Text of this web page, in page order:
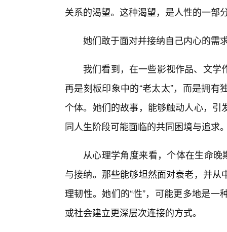
关系的渴望。这种渴望，是人性的一部
她们敢于面对并接纳自己内心的需
我们看到，在一些影视作品、文
再是刻板印象中的“老太太”，而是拥
个体。她们的故事，能够触动人心，
同人生阶段可能面临的共同困境与追求
从心理学角度来看，个体在生命晚
与接纳。那些能够坦然面对衰老，并
理韧性。她们的“性”，可能更多地是
或社会建立更深层次连接的方式。